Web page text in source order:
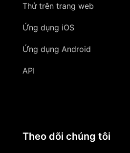
Thử trên trang web
Ứng dụng iOS
Ứng dụng Android
API
Theo dõi chúng tôi